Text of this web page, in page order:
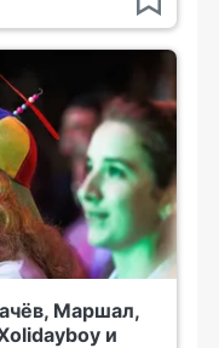
Маршал,
и